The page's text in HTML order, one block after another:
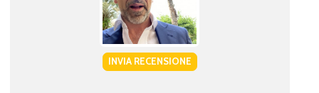
INVIA RECENSIONE